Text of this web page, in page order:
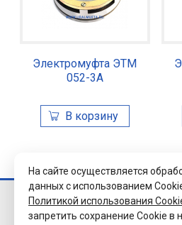
Электромуфта ЭТМ
052-3А
© 2026 Завод
«Уралэлектромуфта»
На сайте осуществляется
данных с использованием
Политикой использования
запретить сохранение Cookie в